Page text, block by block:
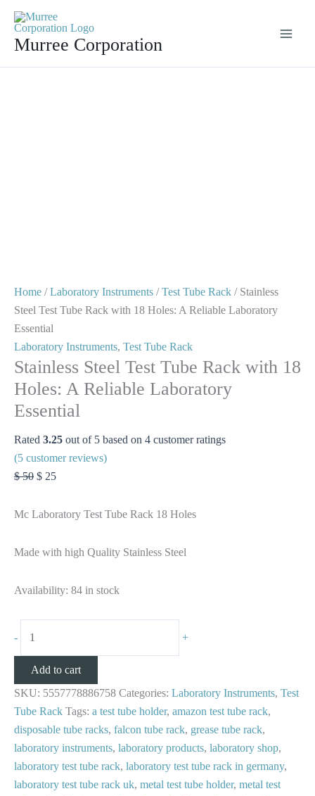
contentMurree Corporation
Sale!
Home /Laboratory Instruments /Test Tube Rack / Stainless
Steel Test Tube Rack with 18 Holes: A Reliable Laboratory
Essential
Laboratory Instruments, Test Tube Rack
Stainless Steel Test Tube Rack with 18
Holes: A Reliable Laboratory
Essential
Rated 3.25 out of 5 based on 4 customer ratings
(5 customer reviews)
$50
price
was:
$ 25
price
is:
Mc Laboratory Test Tube Rack 18 Holes
Made with high Quality Stainless Steel
Availability: 84 in stock
-
Steel
Test
+
Add to cart
SKU: 5557778886758 Categories: Laboratory Instruments, Test
Tube Rack Tags: a test tube holder, amazon test tube rack,
disposable tube racks, falcon tube rack, grease tube rack,
laboratory instruments, laboratory products, laboratory shop,
laboratory test tube rack, laboratory test tube rack in germany,
laboratory test tube rack uk, metal test tube holder, metal test